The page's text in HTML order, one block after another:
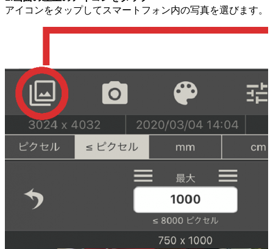
アイコンをタップしてスマートフォン内の写真を選びます。